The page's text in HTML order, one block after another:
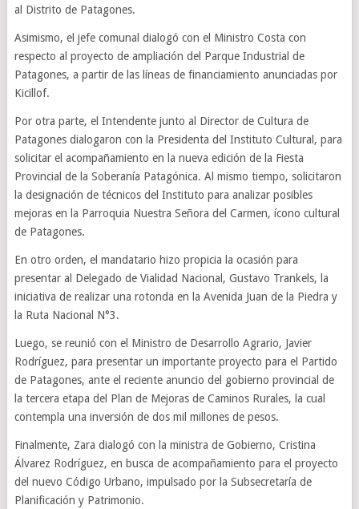
al Distrito de Patagones.
Asimismo, el jefe comunal dialogó con el Ministro Costa con
respecto al proyecto de ampliación del Parque Industrial de
Patagones, a partir de las líneas de financiamiento anunciadas por
Kicillof.
Por otra parte, el Intendente junto al Director de Cultura de
Patagones dialogaron con la Presidenta del Instituto Cultural, para
solicitar el acompañamiento en la nueva edición de la Fiesta
Provincial de la Soberanía Patagónica. Al mismo tiempo, solicitaron
la designación de técnicos del Instituto para analizar posibles
mejoras en la Parroquia Nuestra Señora del Carmen, ícono cultural
de Patagones.
En otro orden, el mandatario hizo propicia la ocasión para
presentar al Delegado de Vialidad Nacional, Gustavo Trankels, la
iniciativa de realizar una rotonda en la Avenida Juan de la Piedra y
la Ruta Nacional N°3.
Luego, se reunió con el Ministro de Desarrollo Agrario, Javier
Rodríguez, para presentar un importante proyecto para el Partido
de Patagones, ante el reciente anuncio del gobierno provincial de
la tercera etapa del Plan de Mejoras de Caminos Rurales, la cual
contempla una inversión de dos mil millones de pesos.
Finalmente, Zara dialogó con la ministra de Gobierno, Cristina
Álvarez Rodríguez, en busca de acompañamiento para el proyecto
del nuevo Código Urbano, impulsado por la Subsecretaría de
Planificación y Patrimonio.